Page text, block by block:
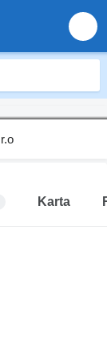
Karta